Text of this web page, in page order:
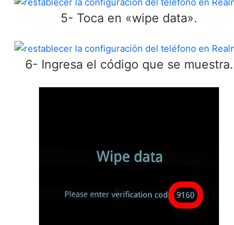
5- Toca en «wipe data».
6- Ingresa el código que se muestra.